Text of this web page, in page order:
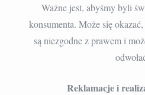
Ważne jest, abyśmy byli
konsumenta. Może się
są niezgodne z prawem i
Reklamacje i